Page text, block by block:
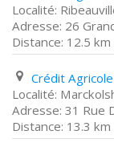
26
12.5 km
31 Rue
13.3 km